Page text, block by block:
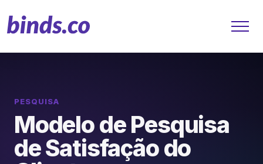
Soluções
Atendimento ao Cliente
PESQUISA
Modelo de Pesquisa
de Satisfação do